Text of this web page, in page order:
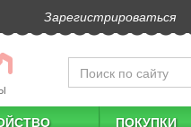
Зарегистрироваться
ПОКУПКИ